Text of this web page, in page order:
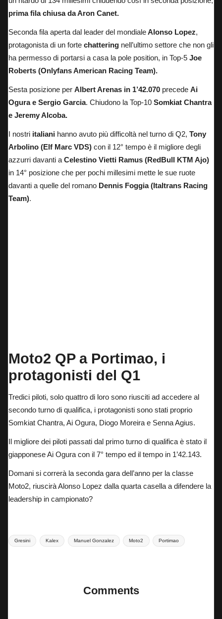
prima fila chiusa da Aron Canet.
Seconda fila aperta dal leader del mondialeAlonso Lopez,
protagonista di un forte chattering nell’ultimo settore che non gli
ha permesso di portarsi a casa la pole position, in Top-5 Joe
Roberts (Onlyfans American Racing Team).
Sesta posizione per Albert Arenas in 1’42.070 precede Ai
Ogura e Sergio Garcia. Chiudono la Top-10 Somkiat Chantra
e Jeremy Alcoba.
I nostri italiani hanno avuto più difficoltà nel turno di Q2, Tony
Arbolino (Elf Marc VDS) con il 12° tempo è il migliore degli
azzurri davanti a Celestino Vietti Ramus (RedBull KTM Ajo)
in 14° posizione che per pochi millesimi mette le sue ruote
davanti a quelle del romano Dennis Foggia (Italtrans Racing
Team).
Moto2 QP a Portimao, i
protagonisti del Q1
Tredici piloti, solo quattro di loro sono riusciti ad accedere al
secondo turno di qualifica, i protagonisti sono stati proprio
Somkiat Chantra, Ai Ogura, Diogo Moreira e Senna Agius.
Il migliore dei piloti passati dal primo turno di qualifica è stato il
giapponese Ai Ogura con il 7° tempo ed il tempo in 1’42.143.
Domani si correrà la seconda gara dell’anno per la classe
Moto2, riuscirà Alonso Lopez dalla quarta casella a difendere la
leadership in campionato?
Tags:
Gresini Kalex Manuel Gonzalez Moto2 Portimao
Comments